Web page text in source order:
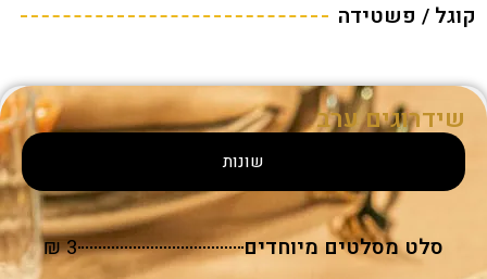
קוגל / פשטידה
שידרוגים ערב
שונות
סלט מסלטים מיוחדים
3 ₪